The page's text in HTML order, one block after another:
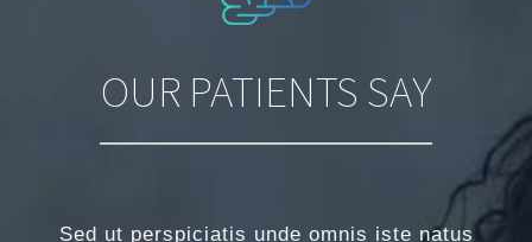
OUR PATIENTS SAY
Sed ut perspiciatis unde omnis iste natus